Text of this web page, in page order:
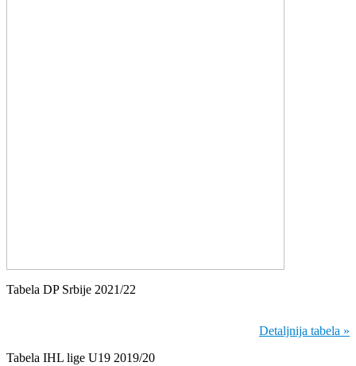
Tabela DP Srbije 2021/22
Detaljnija tabela »
Tabela IHL lige U19 2019/20